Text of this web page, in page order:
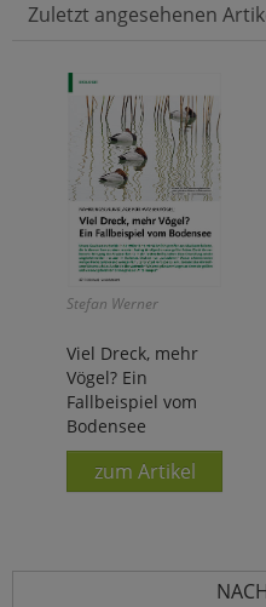
Zuletzt angesehenen
Stefan Werner
Viel Dreck, mehr
Vögel? Ein
Fallbeispiel vom
Bodensee
zum Artikel